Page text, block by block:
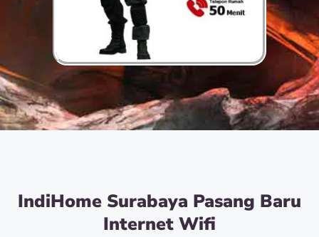
IndiHome Surabaya Pasang Baru
Internet Wifi